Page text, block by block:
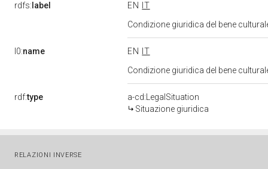
rdfs: label EN
IT
Condizione giuridica del bene
l0:name EN
IT
Condizione giuridica del bene
rdf:type
a-cd:LegalSituation
Situazione giuridica
RELAZIONI INVERSE